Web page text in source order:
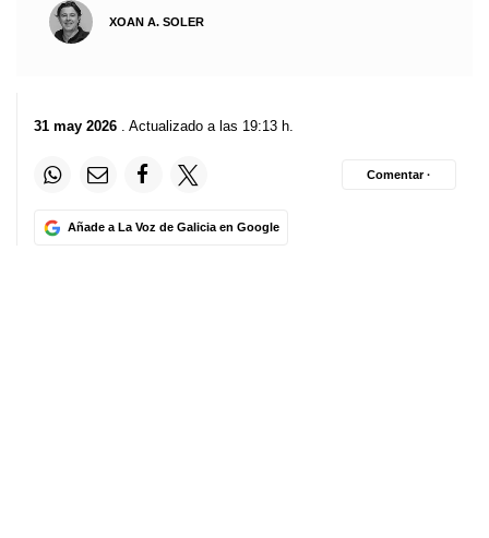
XOAN A. SOLER
31 may 2026 . Actualizado a las 19:13 h.
Añade a La Voz de Galicia en Google
Comentar ·